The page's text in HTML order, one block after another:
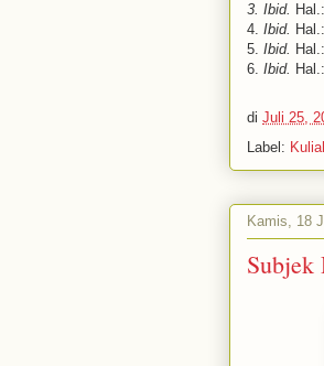
3. Ibid.
4. Ibid.
5. Ibid.
6. Ibid.
di Juli 25,
Label:
Kamis, 18
Subjek